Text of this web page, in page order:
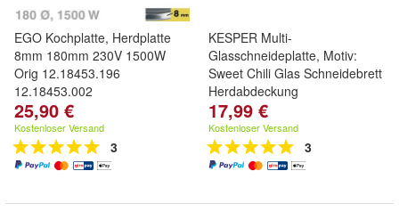
EGO Kochplatte, Herdplatte
8mm 180mm 230V 1500W
Orig 12.18453.196
12.18453.002
25,90 €
Kostenloser Versand
3
KESPER Multi-
Glasschneideplatte, Motiv:
Sweet Chili Glas Schneidebrett
Herdabdeckung
17,99 €
Kostenloser Versand
3